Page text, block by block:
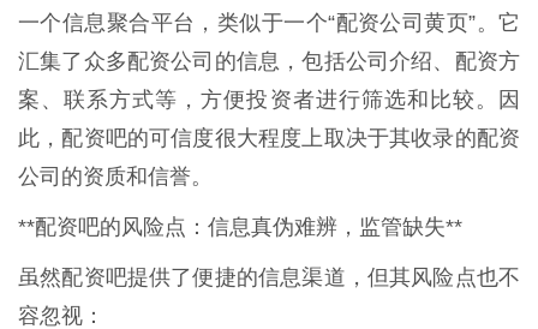
一个信息聚合平台，类似于一个“配资公司黄页”。它
汇集了众多配资公司的信息，包括公司介绍、配资方
案、联系方式等，方便投资者进行筛选和比较。因
此，配资吧的可信度很大程度上取决于其收录的配资
公司的资质和信誉。
**配资吧的风险点：信息真伪难辨，监管缺失**
虽然配资吧提供了便捷的信息渠道，但其风险点也不
容忽视：